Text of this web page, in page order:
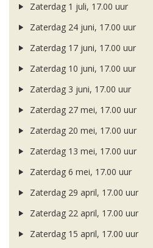
Zaterdag 1 juli, 17.00 uur
Zaterdag 24 juni, 17.00 uur
Zaterdag 17 juni, 17.00 uur
Zaterdag 10 juni, 17.00 uur
Zaterdag 3 juni, 17.00 uur
Zaterdag 27 mei, 17.00 uur
Zaterdag 20 mei, 17.00 uur
Zaterdag 13 mei, 17.00 uur
Zaterdag 6 mei, 17.00 uur
Zaterdag 29 april, 17.00 uur
Zaterdag 22 april, 17.00 uur
Zaterdag 15 april, 17.00 uur